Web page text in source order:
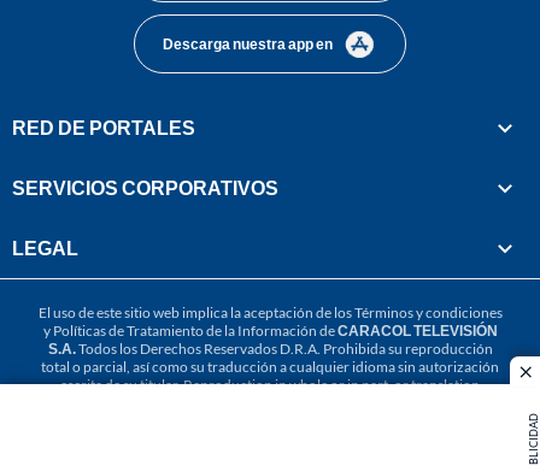
PUBLICIDAD
Descarga nuestra app en
RED DE PORTALES
SERVICIOS CORPORATIVOS
LEGAL
El uso de este sitio web implica la aceptación de losTérminos y condiciones
y Políticas de Tratamiento de la Información deCARACOL TELEVISIÓN
S.A.Todos los Derechos Reservados D.R.A. Prohibida su reproducción
total o parcial, así como su traducción a cualquier idioma sin autorización
escrita de su titular. Reproduction in whole or in part, or translation